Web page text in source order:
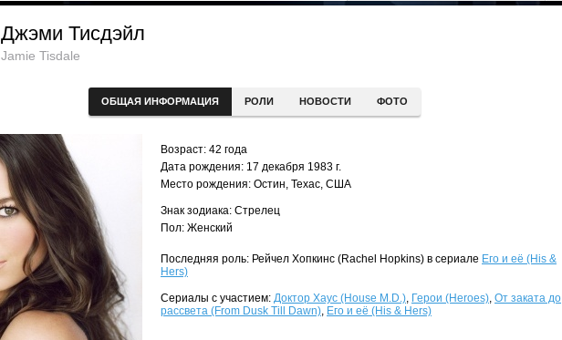
Джэми Тисдэйл
Jamie Tisdale
ОБЩАЯ ИНФОРМАЦИЯ РОЛИ НОВОСТИ ФОТО
Возраст: 42 года
Дата рождения: 17 декабря 1983 г.
Место рождения: Остин, Техас, США
Знак зодиака: Стрелец
Пол: Женский
Последняя роль: Рейчел Хопкинс (Rachel Hopkins) в сериале Его и её (His &
Hers)
Сериалы с участием: Доктор Хаус (House M.D.), Герои (Heroes), От заката до
рассвета (From Dusk Till Dawn), Его и её (His & Hers)